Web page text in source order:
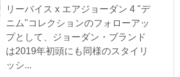
リーバイス x エアジョーダン 4 "デ
ニム"コレクションのフォローアッ
プとして、ジョーダン・ブランド
は2019年初頭にも同様のスタイリ
ッシ...